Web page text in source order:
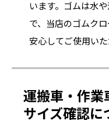
います。ゴムは水
で、当店のゴムク
安心してご使用いた
運搬車・作業
サイズ確認に